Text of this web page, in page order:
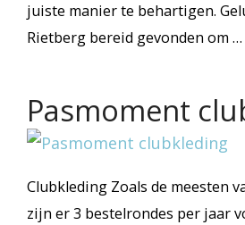
juiste manier te behartigen.
Rietberg bereid gevonden om …
Pasmoment
Clubkleding Zoals de meesten
zijn er 3 bestelrondes per jaar